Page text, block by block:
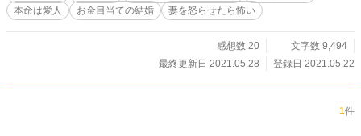
本命は愛人
お金目当ての結婚 妻を怒らせたら怖い
感想数 20
文字数 9,494
最終更新日 2021.05.28
登録日 2021.05.22
1件